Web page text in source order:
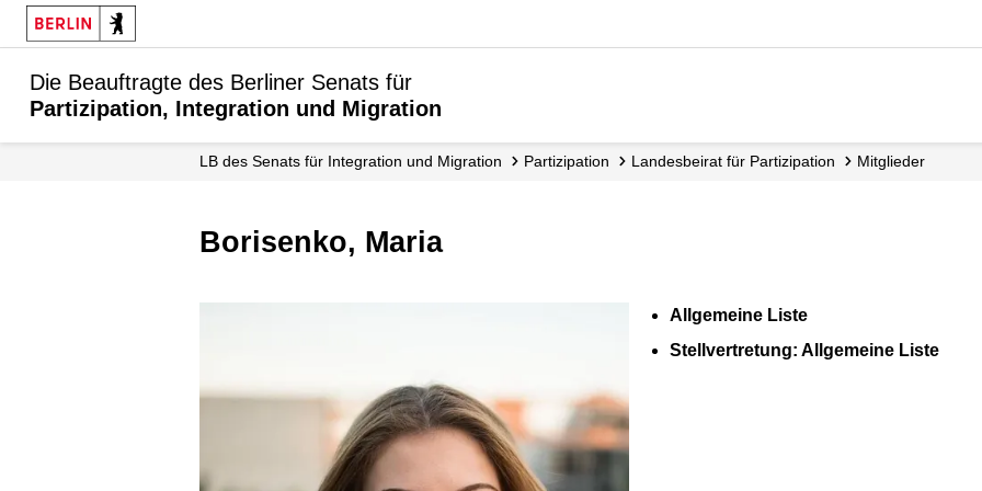
Die Beauftragte des Berliner Senats für
Partizipation, Integration und Migration
LB des Senats für Integration und Migration Partizipation Landesbeirat für Partizipation Mitglieder
Borisenko, Maria
Allgemeine Liste
Stellvertretung: Allgemeine Liste